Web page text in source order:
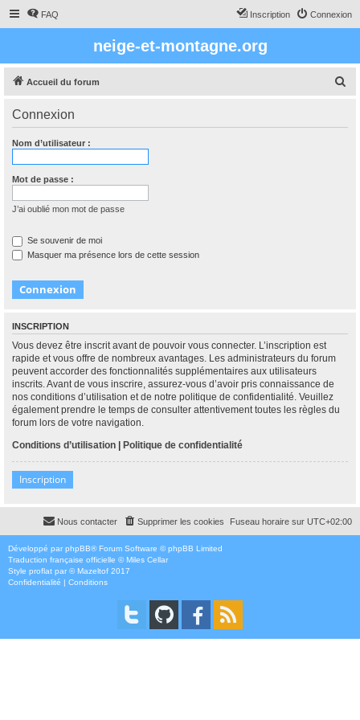
FAQ Connexion
Inscription
neige-et-montagne.org
Accueil du forum
Connexion
Nom d’utilisateur :
Mot de passe :
J’ai oublié mon mot de passe
Se souvenir de moi
Masquer ma présence lors de cette session
INSCRIPTION
Vous devez être inscrit avant de pouvoir vous connecter. L’inscription est
rapide et vous offre de nombreux avantages. Les administrateurs du forum
peuvent accorder des fonctionnalités supplémentaires aux utilisateurs
inscrits. Avant de vous inscrire, assurez-vous d’avoir pris connaissance de
nos conditions d’utilisation et de notre politique de confidentialité. Veuillez
également prendre le temps de consulter attentivement toutes les règles du
forum lors de votre navigation.
Conditions d’utilisation | Politique de confidentialité
Inscription
Fuseau horaire sur UTC+02:00
Supprimer les cookies
Nous contacter
Développé par phpBB® Forum Software © phpBB Limited
Traduction française officielle ©Miles Cellar
Style proflat par ©Mazeltof 2017
Confidentialité | Conditions